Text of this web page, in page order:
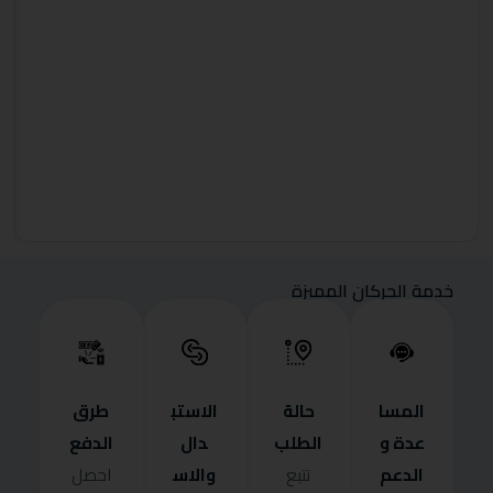
خدمة الحركان المميزة
المسا
عدة و
الدعم
حالة
الطلب
تتبع
الاستب
دال
والاس
طرق
الدفع
احصل